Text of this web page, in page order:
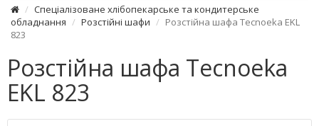
Спеціалізоване хлібопекарське та кондитерське
обладнання
Розстійні шафи
Розстійна шафа Tecnoeka EKL
823
Розстійна шафа Tecnoeka
EKL 823